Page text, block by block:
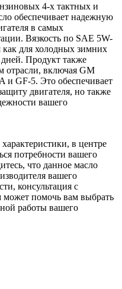
4-х тактных и
обеспечивает надежную
в самых
Вязкость по SAE 5W-
для холодных зимних
Продукт также
отрасли, включая GM
и GF-5. Это обеспечивает
двигателя, но также
вашего
в центре
потребности вашего
что данное масло
вашего
консультация с
помочь вам выбрать
работы вашего